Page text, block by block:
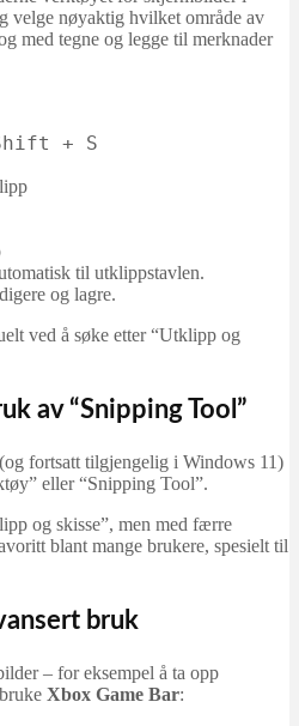
velge nøyaktig hvilket område av
med tegne og legge til merknader
+ S
til utklippstavlen.
og lagre.
ved å søke etter “Utklipp og
av “Snipping Tool”
fortsatt tilgjengelig i Windows 11)
eller “Snipping Tool”.
og skisse”, men med færre
blant mange brukere, spesielt til
bruk
– for eksempel å ta opp
Xbox Game Bar: